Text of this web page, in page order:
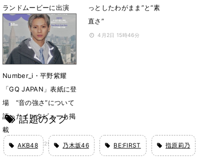
ランドムービーに出演
バーテンダーやホテルマ
ン役に挑戦
4月14日 06時00分
っとしたわがまま”と“素
直さ”
4月2日 15時46分
Number_i・平野紫耀
「GQ JAPAN」表紙に登
場 “音の強さ”について
語ったインタビューも掲
載
1月22日 17時29分
話題のタグ
AKB48 乃木坂46 BE:FIRST 指原莉乃